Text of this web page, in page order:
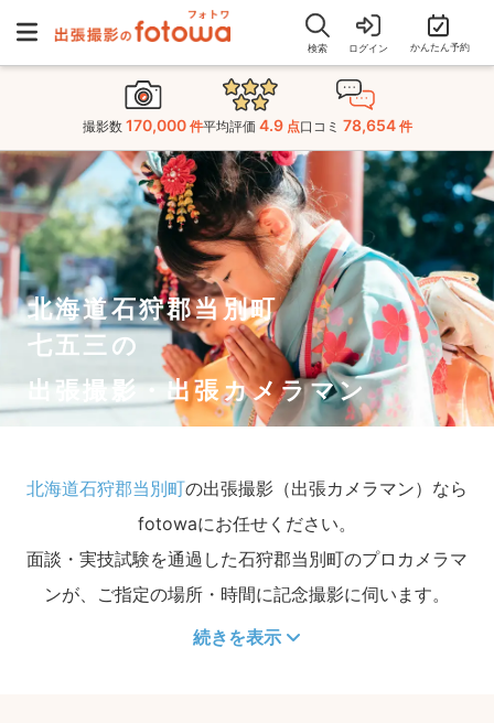
検索 ログイン かんたん予約
撮影数 170,000 件平均評価 4.9 点口コミ 78,654 件
北海道石狩郡当別町
七五三の
出張撮影・出張カメラマン
北海道石狩郡当別町の出張撮影（出張カメラマン）なら
fotowaにお任せください。
面談・実技試験を通過した石狩郡当別町のプロカメラマ
ンが、ご指定の場所・時間に記念撮影に伺います。
続きを表示